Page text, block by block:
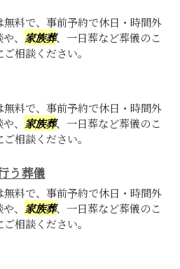
料で、事前予約で休日・時間外
、 家族葬、一日葬など葬儀のこ
相談ください。
料で、事前予約で休日・時間外
、 家族葬、一日葬など葬儀のこ
相談ください。
う葬儀
料で、事前予約で休日・時間外
、 家族葬、一日葬など葬儀のこ
相談ください。